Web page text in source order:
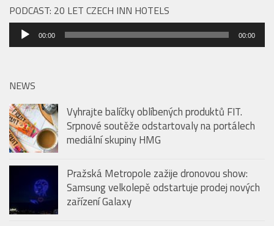
PODCAST: 20 LET CZECH INN HOTELS
Audio
přehrávač
00:00 00:00
NEWS
Vyhrajte balíčky oblíbených produktů FIT.
Srpnové soutěže odstartovaly na portálech
mediální skupiny HMG
Pražská Metropole zažije dronovou show:
Samsung velkolepě odstartuje prodej nových
zařízení Galaxy